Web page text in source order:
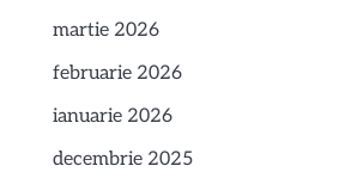
martie 2026
februarie 2026
ianuarie 2026
decembrie 2025